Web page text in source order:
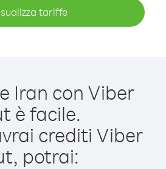
tariffe
Iran con Viber
è facile.
crediti Viber
potrai: